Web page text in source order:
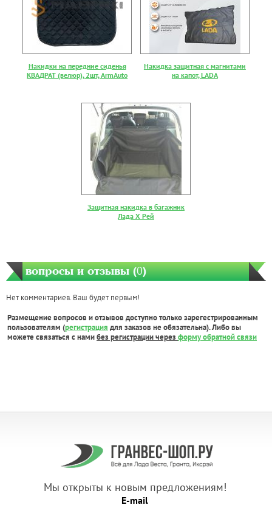
Накидки на передние сиденья
КВАДРАТ (велюр), 2шт, ArmAuto
Накидка защитная с магнитами
на капот, LADA
Защитная накидка в багажник
Лада Х Рей
вопросы и отзывы (0)
Нет комментариев. Ваш будет первым!
Размещение вопросов и отзывов доступно только зарегестрированным
пользователям (регистрация для заказов не обязательна). Либо вы
можете связаться с намибез регистрации через форму обратной связи
Мы открыты к новым предложениям!
E-mail